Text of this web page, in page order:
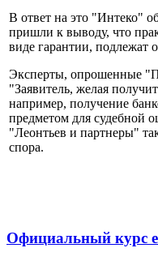
В ответ на это "Интеко"
пришли к выводу, что
виде гарантии, подлежат
Эксперты, опрошенные
"Заявитель, желая
например, получение
предметом для судебной
"Леонтьев и партнеры"
спора.
Официальный курс